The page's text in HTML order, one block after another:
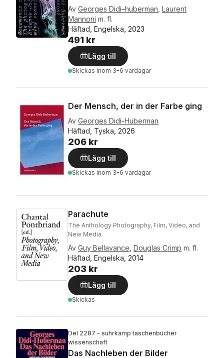
Av Georges Didi–huberman, Laurent
Mannoni m. fl.
Häftad, Engelska, 2023
491 kr
Lägg till
Skickas inom 3-6 vardagar
Der Mensch, der in der Farbe ging
Av Georges Didi-Huberman
Häftad, Tyska, 2026
206 kr
Lägg till
Skickas inom 3-6 vardagar
Parachute
The Anthology Photography, Film, Video, and
New Media
Av Guy Bellavance Douglas Crimp m. fl.
Häftad, Engelska, 2014
203 kr
Lägg till
Skickas
Del 2287 - suhrkamp taschenbücher
wissenschaft
Das Nachleben der Bilder